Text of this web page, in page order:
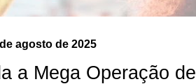
agosto de 2025
a Mega Operação